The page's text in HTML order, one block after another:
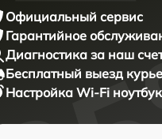
Официальный сервис
Гарантийное
Диагностика за наш
Бесплатный выезд
Настройка Wi-Fi